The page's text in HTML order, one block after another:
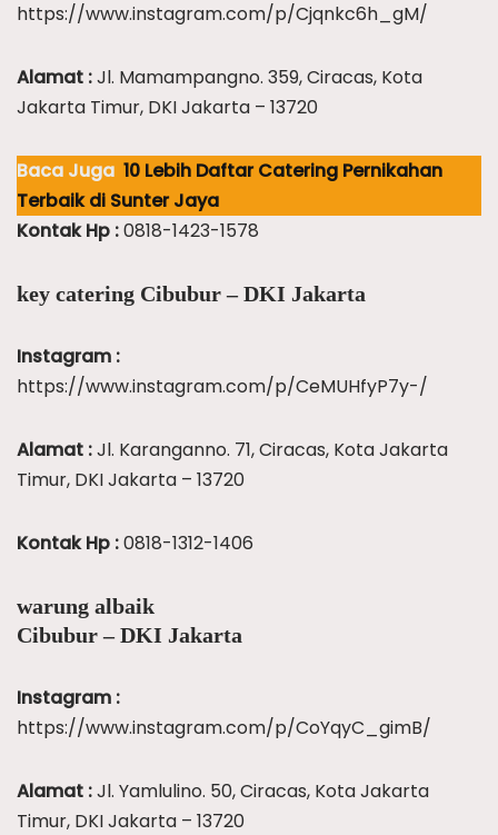
https://www.instagram.com/p/Cjqnkc6h_gM/
Alamat :Jl. Mamampangno. 359, Ciracas, Kota
Jakarta Timur, DKI Jakarta – 13720
Baca Juga 10 Lebih Daftar Catering Pernikahan
Terbaik di Sunter Jaya
Kontak Hp :0818-1423-1578
key catering Cibubur – DKI Jakarta
Instagram :
https://www.instagram.com/p/CeMUHfyP7y-/
Alamat :Jl. Karanganno. 71, Ciracas, Kota Jakarta
Timur, DKI Jakarta – 13720
Kontak Hp :0818-1312-1406
warung albaik
Cibubur – DKI Jakarta
Instagram :
https://www.instagram.com/p/CoYqyC_gimB/
Alamat :Jl. Yamlulino. 50, Ciracas, Kota Jakarta
Timur, DKI Jakarta – 13720